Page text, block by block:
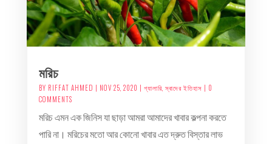
মরিচ
BY RIFFAT AHMED | NOV 25, 2020 | গ্যালারি, স্বাদের ইতিহাস | 0
COMMENTS
মরিচ এমন এক জিনিস যা ছাড়া আমরা আমাদের খাবার কল্পনা করতে
পারি না। মরিচের মতো আর কোনো খাবার এত দ্রুত বিস্তার লাভ